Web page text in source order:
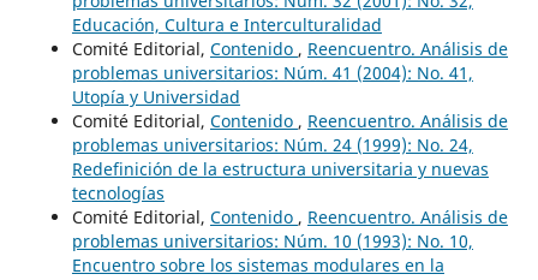
Educación, Cultura e Interculturalidad
Comité Editorial, Contenido , Reencuentro. Análisis de
problemas universitarios: Núm. 41 (2004): No. 41,
Utopía y Universidad
Comité Editorial, Contenido , Reencuentro. Análisis de
problemas universitarios: Núm. 24 (1999): No. 24,
Redefinición de la estructura universitaria y nuevas
tecnologías
Comité Editorial, Contenido , Reencuentro. Análisis de
problemas universitarios: Núm. 10 (1993): No. 10,
Encuentro sobre los sistemas modulares en la